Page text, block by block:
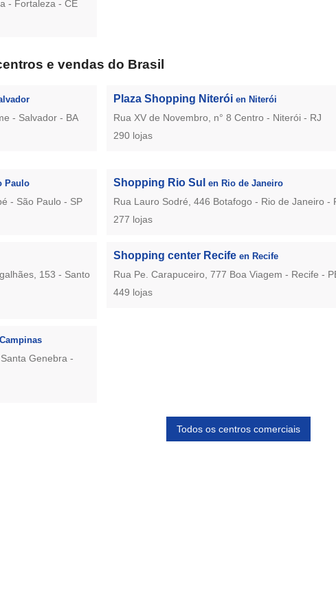
- Fortaleza - CE
e vendas do Brasil
- Salvador - BA
Plaza Shopping Niteróien Niterói
Rua XV de Novembro, n° 8 Centro - Niterói - RJ
290 lojas
Paulo
- São Paulo - SP
Shopping Rio Sulen Rio de Janeiro
Rua Lauro Sodré, 446 Botafogo - Rio de Janeiro -
277 lojas
153 - Santo
Shopping center Recifeen Recife
Rua Pe. Carapuceiro, 777 Boa Viagem - Recife -
449 lojas
Genebra -
Todos os centros comerciais